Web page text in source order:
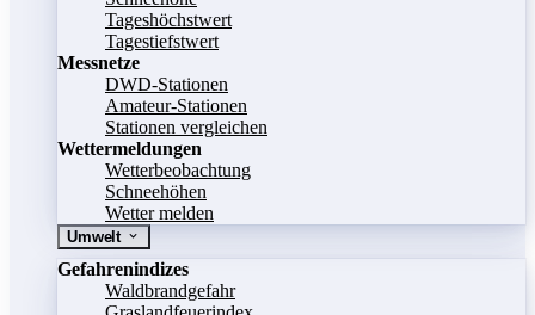
Tageshöchstwert
Tagestiefstwert
Messnetze
DWD-Stationen
Amateur-Stationen
Stationen vergleichen
Wettermeldungen
Wetterbeobachtung
Schneehöhen
Wetter melden
Umwelt
Gefahrenindizes
Waldbrandgefahr